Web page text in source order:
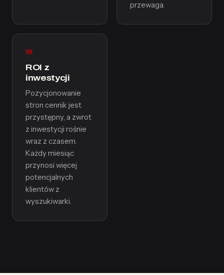
przewaga.
05
ROI z
inwestycji
Pozycjonowanie
stron cennik jest
przystępny, a zwrot
z inwestycji rośnie
wraz z czasem.
Każdy miesiąc
przynosi więcej
potencjalnych
klientów z
wyszukiwarki.